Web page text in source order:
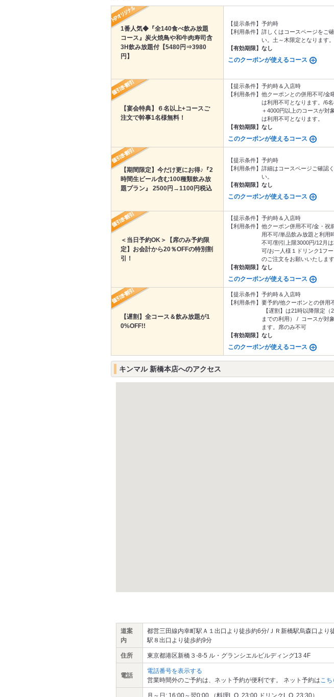
1番人気◆『全140食べ飲み放題
コース』炭火焼鳥や和牛肉寿司含
3H飲み放題付【5480円⇒3980
円】
【提示条件】 予約時
【利用条件】 詳しくはコースページをご
い。土～木限定となります。
【有効期限】 なし
このクーポンが使えるコース
【宴会特典】６名以上+コースご
注文で幹事1名様無料！
【提示条件】 予約時＆入店時
【利用条件】 他クーポンとの併用不可/金
は利用不可となります。/6
＋4000円以上のコースが対
は利用不可となります。
【有効期限】 なし
このクーポンが使えるコース
【期間限定】今だけ更にお得♪『2
時間生ビール含む100種類飲み放
題プラン』 2500円→1100円税込
【提示条件】 予約時
【利用条件】 詳細はコースページご確認
い。
【有効期限】 なし
このクーポンが使えるコース
＜当日予約OK＞【席のみ予約限
定】お会計から20％OFFの特別割
引！
【提示条件】 予約時＆入店時
【利用条件】 他クーポン併用不可/金・祝
用不可/単品飲み放題と利用
不可/割引上限3000円/12月
可/お一人様１ドリンク1フ
のご注文をお願いいたします
【有効期限】 なし
このクーポンが使えるコース
【遅割】全コース＆飲み放題が1
0%OFF!!
【提示条件】 予約時＆入店時
【利用条件】 要予約/他クーポンとの併用
【遅割】は21時以降限定（
までの利用） / コースが対
ます。席のみ不可
【有効期限】 なし
このクーポンが使えるコース
キンマル 新橋本店へのアクセス
道案
内
都営三田線内幸町駅Ａ１出口より徒歩約6分/ＪＲ新橋駅烏森口より
駅８出口より徒歩約9分
住所 東京都港区新橋３-8-5 ル・グランシエルビルディング13 4F
電話
電話番号を表示する
営業時間外のご予約は、ネット予約が便利です。 ネット予約はこち
月～日: 16:00～翌0:00 （料理L.O. 23:00 ドリンクL.O. 23:30）